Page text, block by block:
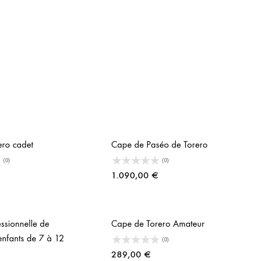
cadet
(0)
Cape de Paséo de Torero
(0)
1.090,00 €
de
de 7 à 12
Cape de Torero Amateur
(0)
289,00 €